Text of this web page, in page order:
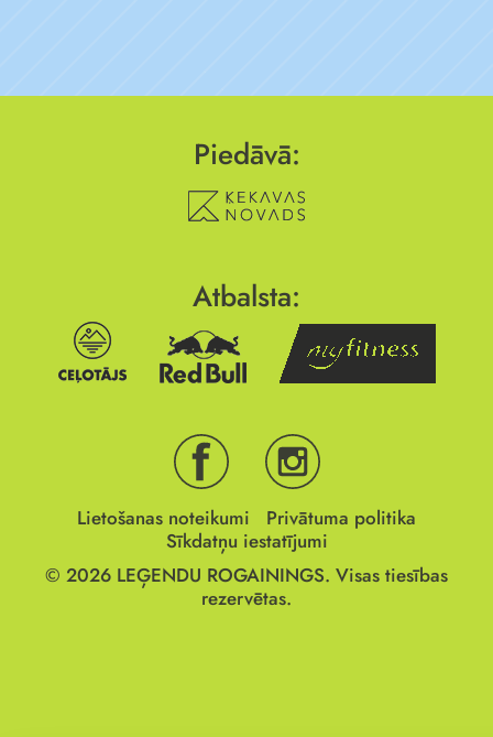
Piedāvā:
Atbalsta:
Lietošanas noteikumi
Privātuma politika
Sīkdatņu iestatījumi
© 2026 LEĢENDU ROGAININGS. Visas tiesības
rezervētas.